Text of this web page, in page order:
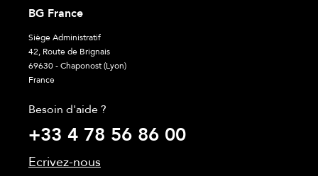
BG France
Siège Administratif
42, Route de Brignais
69630 - Chaponost (Lyon)
France
Besoin d'aide ?
+33 4 78 56 86 00
Ecrivez-nous